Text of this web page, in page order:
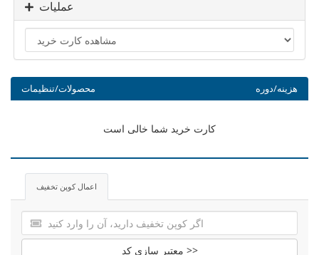
عملیات
محصولات/تنظیمات هزینه/دوره
کارت خرید شما خالی است
اعمال کوپن تخفیف
معتبر سازی کد >>